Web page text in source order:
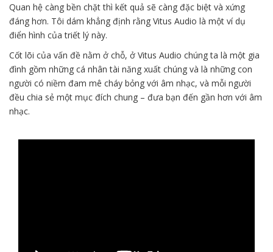
Quan hệ càng bền chặt thì kết quả sẽ càng đặc biệt và xứng
đáng hơn. Tôi dám khẳng định rằng Vitus Audio là một ví dụ
điển hình của triết lý này.
Cốt lõi của vấn đề nằm ở chỗ, ở Vitus Audio chúng ta là một gia
đình gồm những cá nhân tài năng xuất chúng và là những con
người có niềm đam mê cháy bỏng với âm nhạc, và mỗi người
đều chia sẻ một mục đích chung – đưa bạn đến gần hơn với âm
nhạc.